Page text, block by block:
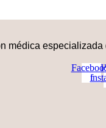
médica
f